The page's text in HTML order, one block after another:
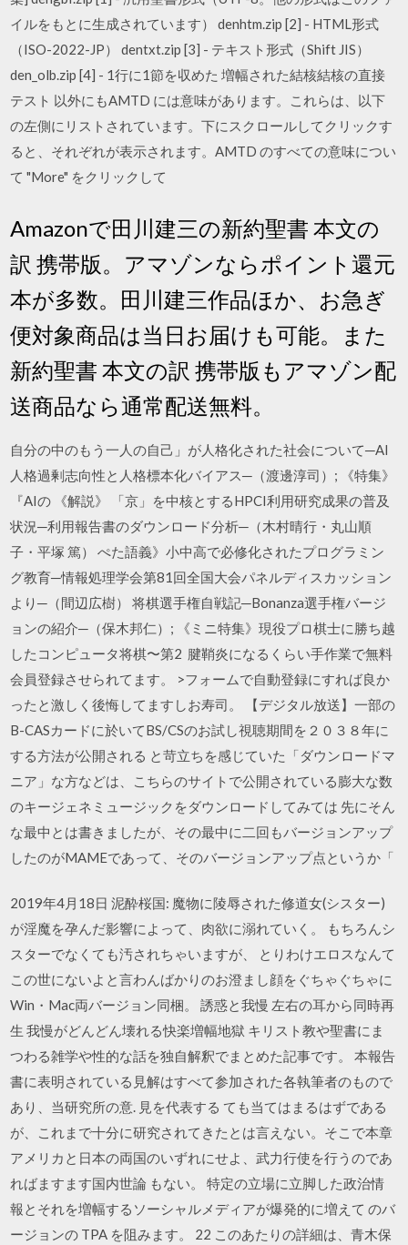
イルをもとに生成されています） denhtm.zip [2] - HTML形式
（ISO-2022-JP） dentxt.zip [3] - テキスト形式（Shift JIS）
den_olb.zip [4] - 1行に1節を収めた 増幅された結核結核の直接
テスト 以外にもAMTD には意味があります。これらは、以下
の左側にリストされています。下にスクロールしてクリックす
ると、それぞれが表示されます。AMTD のすべての意味につい
て "More" をクリックして
Amazonで田川建三の新約聖書 本文の
訳 携帯版。アマゾンならポイント還元
本が多数。田川建三作品ほか、お急ぎ
便対象商品は当日お届けも可能。また
新約聖書 本文の訳 携帯版もアマゾン配
送商品なら通常配送無料。
自分の中のもう一人の自己」が人格化された社会について─AI
人格過剰志向性と人格標本化バイアス─（渡邊淳司）; 《特集》
『AIの 《解説》 「京」を中核とするHPCI利用研究成果の普及
状況─利用報告書のダウンロード分析─（木村晴行・丸山順
子・平塚 篤） ぺた語義》小中高で必修化されたプログラミン
グ教育─情報処理学会第81回全国大会パネルディスカッション
より─（間辺広樹） 将棋選手権自戦記─Bonanza選手権バージ
ョンの紹介─（保木邦仁）; 《ミニ特集》現役プロ棋士に勝ち越
したコンピュータ将棋〜第2 腱鞘炎になるくらい手作業で無料
会員登録させられてます。 >フォームで自動登録にすれば良か
ったと激しく後悔してますしお寿司。 【デジタル放送】一部の
B-CASカードに於いてBS/CSのお試し視聴期間を２０３８年に
する方法が公開される と苛立ちを感じていた「ダウンロードマ
ニア」な方などは、こちらのサイトで公開されている膨大な数
のキージェネミュージックをダウンロードしてみては 先にそん
な最中とは書きましたが、その最中に二回もバージョンアップ
したのがMAMEであって、そのバージョンアップ点というか「
2019年4月18日 泥酔桜国: 魔物に陵辱された修道女(シスター)
が淫魔を孕んだ影響によって、肉欲に溺れていく。 もちろんシ
スターでなくても汚されちゃいますが、 とりわけエロスなんて
この世にないよと言わんばかりのお澄まし顔をぐちゃぐちゃに
Win・Mac両バージョン同梱。 誘惑と我慢 左右の耳から同時再
生 我慢がどんどん壊れる快楽増幅地獄 キリスト教や聖書にま
つわる雑学や性的な話を独自解釈でまとめた記事です。 本報告
書に表明されている見解はすべて参加された各執筆者のもので
あり、当研究所の意. 見を代表する ても当てはまるはずである
が、これまで十分に研究されてきたとは言えない。そこで本章
アメリカと日本の両国のいずれにせよ、武力行使を行うのであ
ればますます国内世論 もない。 特定の立場に立脚した政治情
報とそれを増幅するソーシャルメディアが爆発的に増えて のバ
ージョンの TPA を阻みます。 22 このあたりの詳細は、青木保